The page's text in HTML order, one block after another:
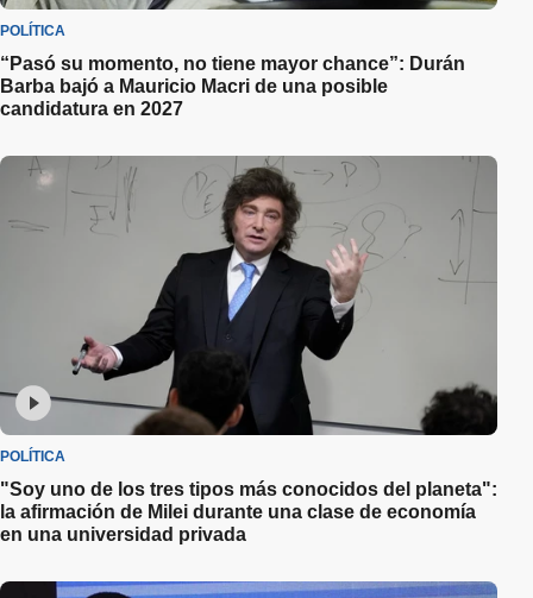
POLÍTICA
“Pasó su momento, no tiene mayor chance”: Durán
Barba bajó a Mauricio Macri de una posible
candidatura en 2027
POLÍTICA
"Soy uno de los tres tipos más conocidos del planeta":
la afirmación de Milei durante una clase de economía
en una universidad privada